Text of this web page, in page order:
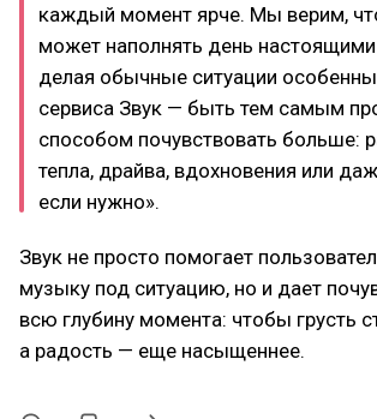
каждый момент ярче. Мы верим,
может наполнять день
делая обычные ситуации
сервиса Звук — быть тем самым
способом почувствовать больше:
тепла, драйва, вдохновения или
если нужно».
Звук не просто помогает
музыку под ситуацию, но и дает
всю глубину момента: чтобы грусть
а радость — еще насыщеннее.